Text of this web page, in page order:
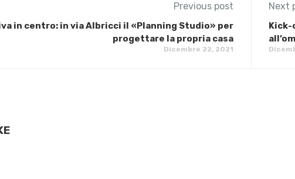
Previous post
in centro: in via Albricci il «Planning Studio» per
progettare la propria casa
Dicembre 22, 2021
Next
Kick-